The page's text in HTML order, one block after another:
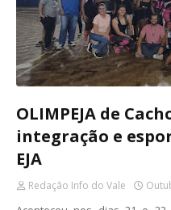
OLIMPEJA de
integração e
EJA
Redação Info do Vale